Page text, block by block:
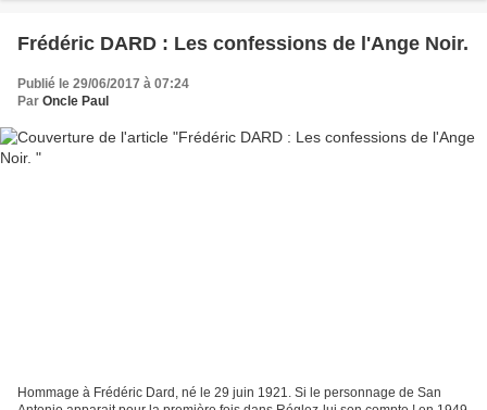
Frédéric DARD : Les confessions de l'Ange Noir.
Publié le 29/06/2017 à 07:24
Par Oncle Paul
Hommage à Frédéric Dard, né le 29 juin 1921. Si le personnage de San